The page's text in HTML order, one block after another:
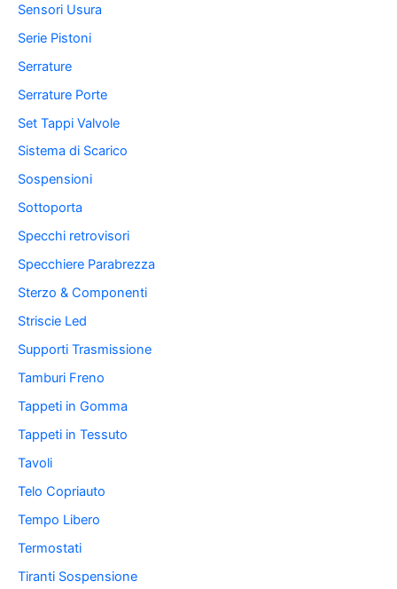
Sensori Usura
Serie Pistoni
Serrature
Serrature Porte
Set Tappi Valvole
Sistema di Scarico
Sospensioni
Sottoporta
Specchi retrovisori
Specchiere Parabrezza
Sterzo & Componenti
Striscie Led
Supporti Trasmissione
Tamburi Freno
Tappeti in Gomma
Tappeti in Tessuto
Tavoli
Telo Copriauto
Tempo Libero
Termostati
Tiranti Sospensione